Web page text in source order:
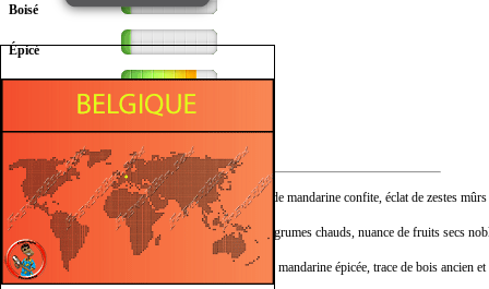
Boisé
Épicé
Sucré
Nez : Expression profonde de mandarine confite, éclat de zestes
Bouche : Déploiement riche d’agrumes chauds, nuance de fruits secs
Finale : Allonge persistante de mandarine épicée, trace de bois ancien